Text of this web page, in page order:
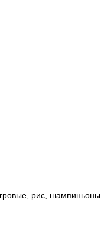
рис, шампиньоны.